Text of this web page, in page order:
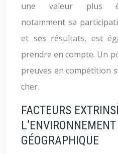
une valeur plus
notamment sa
et ses résultats, est
prendre en compte. Un
preuves en compétition
cher.
FACTEURS
GÉOGRAPHIQUE